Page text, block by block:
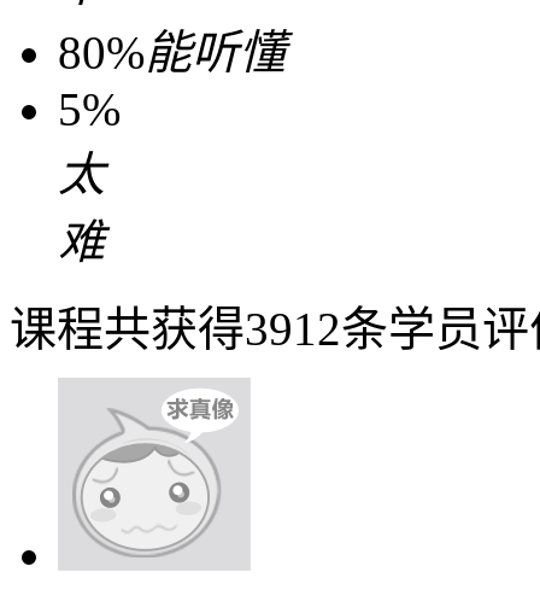
80%能听懂
5%
太
难
课程共获得3912条学员